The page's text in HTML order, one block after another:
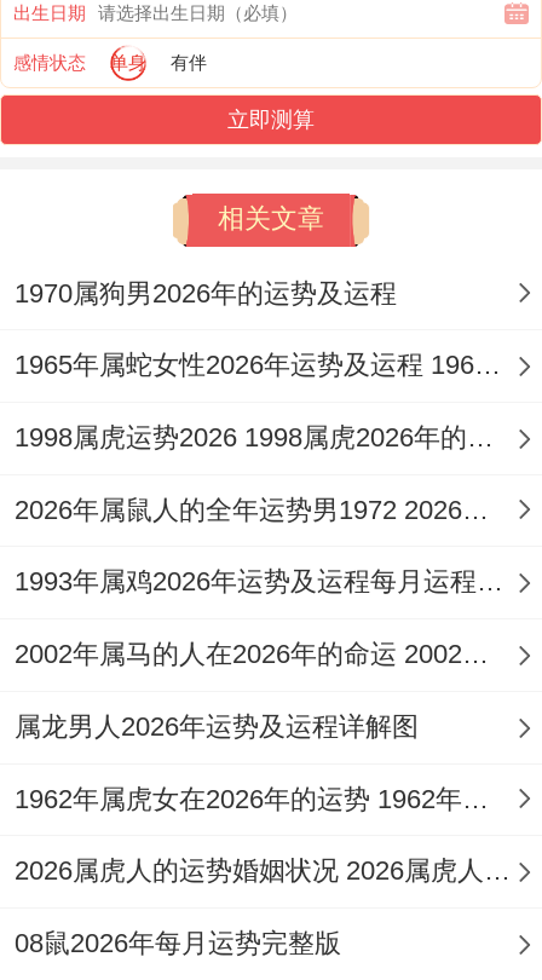
选择生意方向，应以化解官杀攻身与顺势引
火生土为双核心步骤，结合现代行业五行属
询、地产中介，高端制造、精密机械，法律
仲裁、数据安全等，以其土金之性，化火生
身，稳固根基，而属火的互联网，能源、影
失衡，非命格强健者不宜贸然详细。
四、财运走势：财官相生与比劫夺财之平衡
流年丙火七杀坐下午火正财。构成财官相生
完成挑战性项目、提升职位带来合 财收入，
但午中亦藏己土正印与丁火正官，这暗示机
来，须要看的是戌土为火库亦为比劫库，流
年午戌半合火局，极可能引动比劫争财。
范合伙人见利忘义或同行恶性竞争，偏财方
面因原局与流年偏财不显，大规模投机、高
出生日期
感情状态 单身 有伴
立即测算
相关文章
1970属狗男2026年的运势及运程
1965年属蛇女性2026年运势及运程 1965年属蛇女可以穿棕色衣服吗
1998属虎运势2026 1998属虎2026年的运势及运程
2026年属鼠人的全年运势男1972 2026年属鼠人应该休息什么
1993年属鸡2026年运势及运程每月运程第 1993年阳历2月出生属鸡的人
2002年属马的人在2026年的命运 2002年属马的是什么命
属龙男人2026年运势及运程详解图
1962年属虎女在2026年的运势 1962年属虎女2026年全年运程
2026属虎人的运势婚姻状况 2026属虎人的全年运势如何
08鼠2026年每月运势完整版